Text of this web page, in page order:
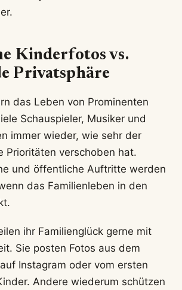
Kinderfotos vs.
Privatsphäre
das Leben von Prominenten
Schauspieler, Musiker und
immer wieder, wie sehr der
Prioritäten verschoben hat.
und öffentliche Auftritte werden
das Familienleben in den
ihr Familienglück gerne mit
Sie posten Fotos aus dem
Instagram oder vom ersten
Andere wiederum schützen